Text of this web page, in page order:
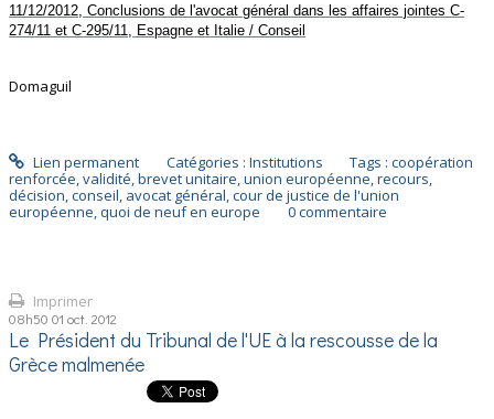
11/12/2012, Conclusions de l'avocat général dans les affaires jointes C-
274/11 et C-295/11, Espagne et Italie / Conseil
Domaguil
Lien permanent Catégories : Institutions Tags :coopération
renforcée,validité,brevet unitaire,union européenne,recours,
décision,conseil, avocat général,cour de justice de l'union
européenne,quoi de neuf en europe 0commentaire
Imprimer
08h50 01 oct. 2012
Le Président du Tribunal de l'UE à la rescousse de la
Grèce malmenée